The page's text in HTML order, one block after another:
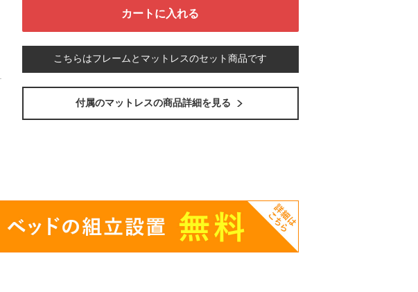
こちらはフレームとマットレスのセット商品です
付属のマットレスの商品詳細を見る